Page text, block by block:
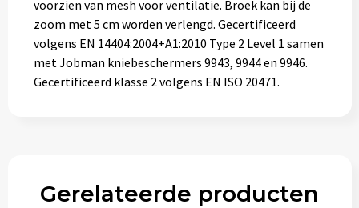
voorzien van mesh voor ventilatie. Broek kan bij de
zoom met 5 cm worden verlengd. Gecertificeerd
volgens EN 14404:2004+A1:2010 Type 2 Level 1 samen
met Jobman kniebeschermers 9943, 9944 en 9946.
Gecertificeerd klasse 2 volgens EN ISO 20471.
Gerelateerde producten